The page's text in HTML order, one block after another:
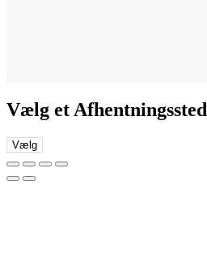
Vælg et Afhentningssted
Vælg